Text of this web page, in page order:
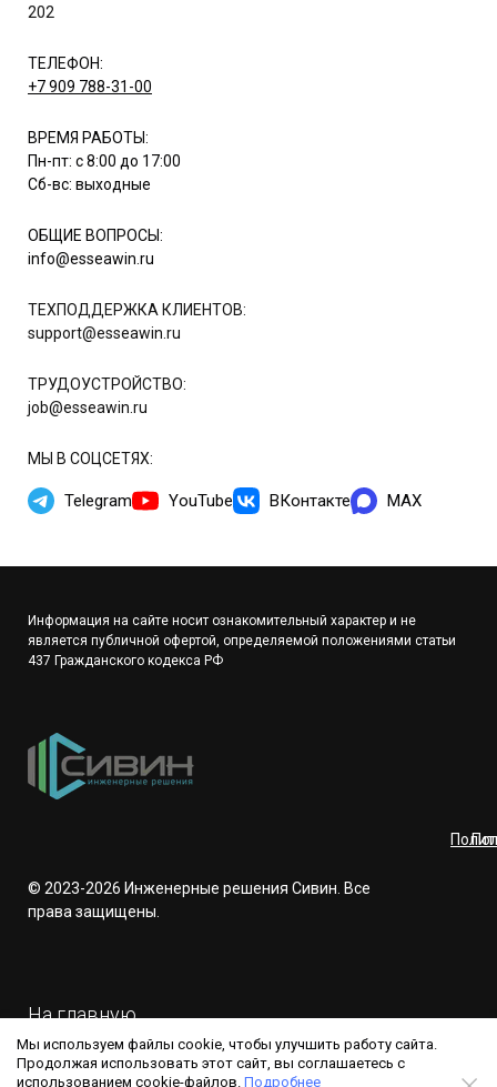
202
ТЕЛЕФОН:
+7 909 788-31-00
ВРЕМЯ РАБОТЫ:
Пн-пт: с 8:00 до 17:00
Сб-вс: выходные
ОБЩИЕ ВОПРОСЫ:
info@esseawin.ru
ТЕХПОДДЕРЖКА КЛИЕНТОВ:
support@esseawin.ru
ТРУДОУСТРОЙСТВО:
job@esseawin.ru
МЫ В СОЦСЕТЯХ:
Telegram YouTube ВКонтакте MAX
© 2023-2026 Инженерные решения Сивин. Все
права защищены.
На главную
Информация на сайте носит ознакомительный характер и не
является публичной офертой, определяемой положениями статьи
437 Гражданского кодекса РФ
Мы используем файлы cookie, чтобы улучшить работу сайта.
Продолжая использовать этот сайт, вы соглашаетесь с
использованием cookie-файлов. Подробнее